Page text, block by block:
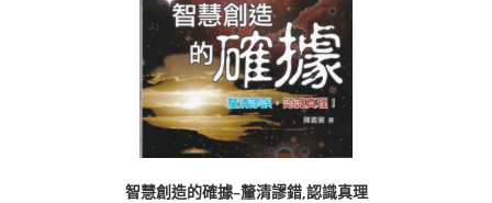
智慧創造的確據–釐清謬錯,認識真理